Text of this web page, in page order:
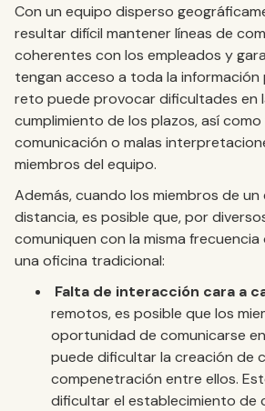
Con un equipo disperso
resultar difícil mantener líneas de
coherentes con los empleados y
tengan acceso a toda la información
reto puede provocar dificultades en
cumplimiento de los plazos, así como
comunicación o malas
miembros del equipo.
Además, cuando los miembros de
distancia, es posible que, por
comuniquen con la misma
una oficina tradicional:
Falta de interacción cara a
remotos, es posible que los
oportunidad de comunicarse
puede dificultar la creación de
compenetración entre ellos.
dificultar el establecimiento de